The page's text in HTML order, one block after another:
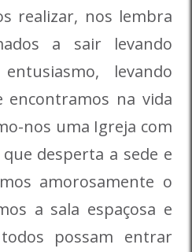
realizar, nos lembra
a sair levando
levando
encontramos na vida
nos uma Igreja com
desperta a sede e
amorosamente o
a sala espaçosa e
possam entrar